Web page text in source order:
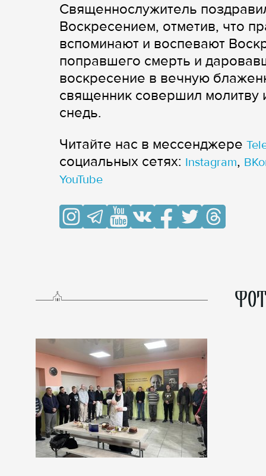
Священнослужитель
Воскресением, отметив, что
вспоминают и воспевают
поправшего смерть и
воскресение в вечную
священник совершил молитву
снедь.
Читайте нас в мессенджере
cоциальных сетях: Instagram,
YouTube